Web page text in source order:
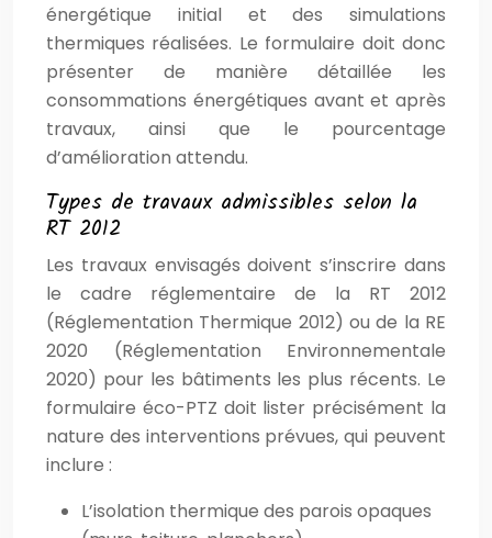
énergétique initial et des simulations
thermiques réalisées. Le formulaire doit donc
présenter de manière détaillée les
consommations énergétiques avant et après
travaux, ainsi que le pourcentage
d’amélioration attendu.
Types de travaux admissibles selon la
RT 2012
Les travaux envisagés doivent s’inscrire dans
le cadre réglementaire de la RT 2012
(Réglementation Thermique 2012) ou de la RE
2020 (Réglementation Environnementale
2020) pour les bâtiments les plus récents. Le
formulaire éco-PTZ doit lister précisément la
nature des interventions prévues, qui peuvent
inclure :
L’isolation thermique des parois opaques